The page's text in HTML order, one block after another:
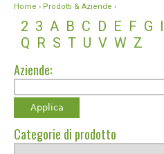
Home › Prodotti & Aziende ›
2 3 A B C D E F G I
Q R S T U V W Z
Aziende:
Categorie di prodotto